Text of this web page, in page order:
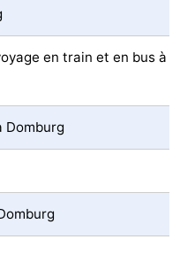
en train et en bus à
Domburg